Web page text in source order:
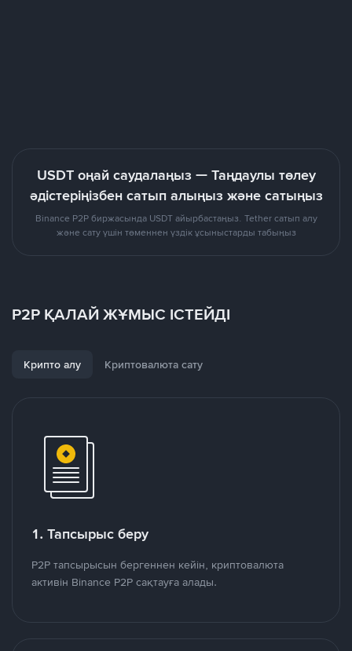
USDT оңай саудалаңыз — Таңдаулы төлеу
әдістеріңізбен сатып алыңыз және сатыңыз
Binance P2P биржасында USDT айырбастаңыз. Tether сатып алу
және сату үшін төменнен үздік ұсыныстарды табыңыз
P2P ҚАЛАЙ ЖҰМЫС ІСТЕЙДІ
Крипто алу Криптовалюта сату
1. Тапсырыс беру
P2P тапсырысын бергеннен кейін, криптовалюта
активін Binance P2P сақтауға алады.